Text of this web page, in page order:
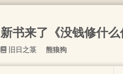
新书来了《没钱修什么
旧日之箓 熊狼狗